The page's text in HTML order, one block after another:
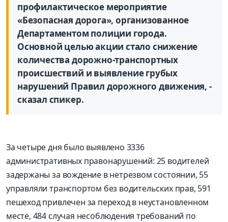
профилактическое мероприятие
«Безопасная дорога», организованное
Департаментом полиции города.
Основной целью акции стало снижение
количества дорожно-транспортных
происшествий и выявление грубых
нарушений Правил дорожного движения, -
сказал спикер.
За четыре дня было выявлено 3336
административных правонарушений: 25 водителей
задержаны за вождение в нетрезвом состоянии, 55
управляли транспортом без водительских прав, 591
пешеход привлечен за переход в неустановленном
месте, 484 случая несоблюдения требований по